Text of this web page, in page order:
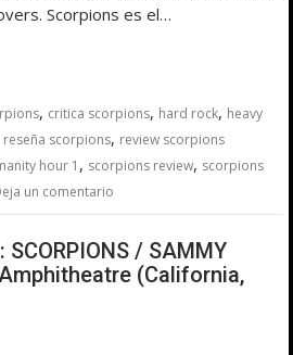
Scorpions es el…
, critica scorpions, hard rock, heavy
reseña scorpions, review scorpions
hour 1 , scorpions review, scorpions
un comentario
/ SAMMY
(California,